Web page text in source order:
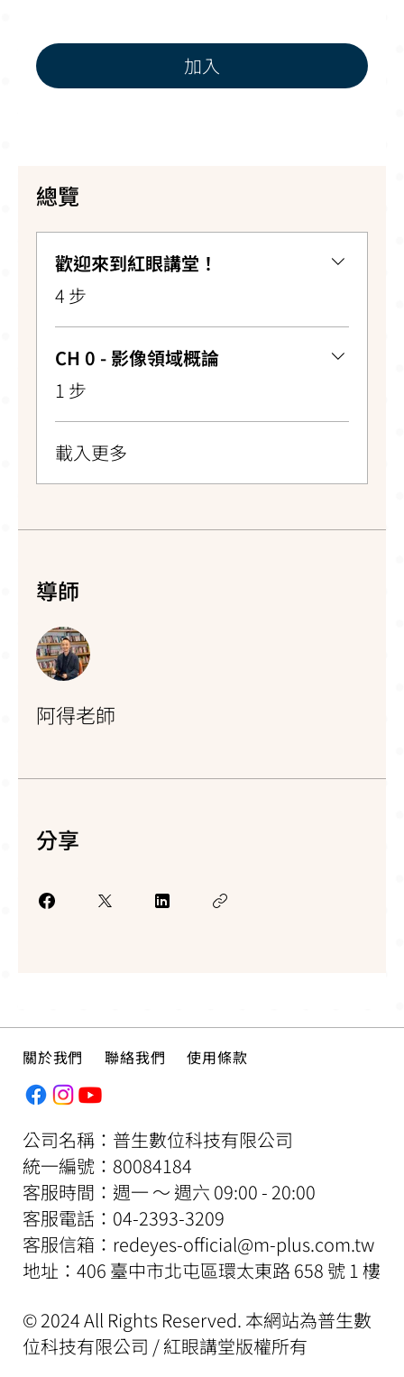
加入
總覽
歡迎來到紅眼講堂！
.
4 步
CH 0 - 影像領域概論
.1 步
載入更多
導師
阿得老師
分享
關於我們 聯絡我們 使用條款
公司名稱：普生數位科技有限公司
​統一編號：80084184
客服時間：週一 ～ 週六 09:00 - 20:00
​客服電話：04-2393-3209
客服信箱： redeyes-official@m-plus.com.tw
地址：406 臺中市北屯區環太東路 658 號 1 樓
© 2024 All Rights Reserved. 本網站為普生數
位科技有限公司 / 紅眼講堂版權所有